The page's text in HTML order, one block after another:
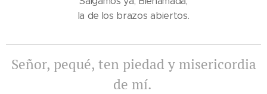
la de los brazos abiertos.
Señor, pequé, ten piedad y misericordia
de mí.